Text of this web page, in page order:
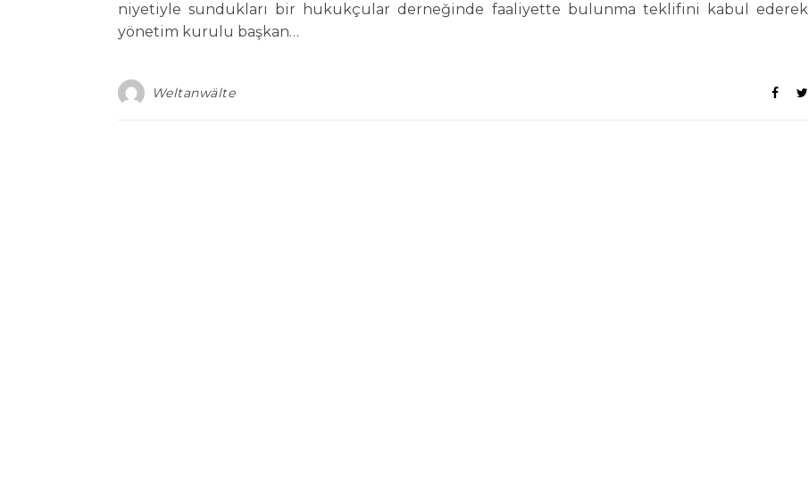
niyetiyle sundukları bir hukukçular derneğinde faaliyette bulunma teklifini kabul ederek
yönetim kurulu başkan…
Weltanwälte